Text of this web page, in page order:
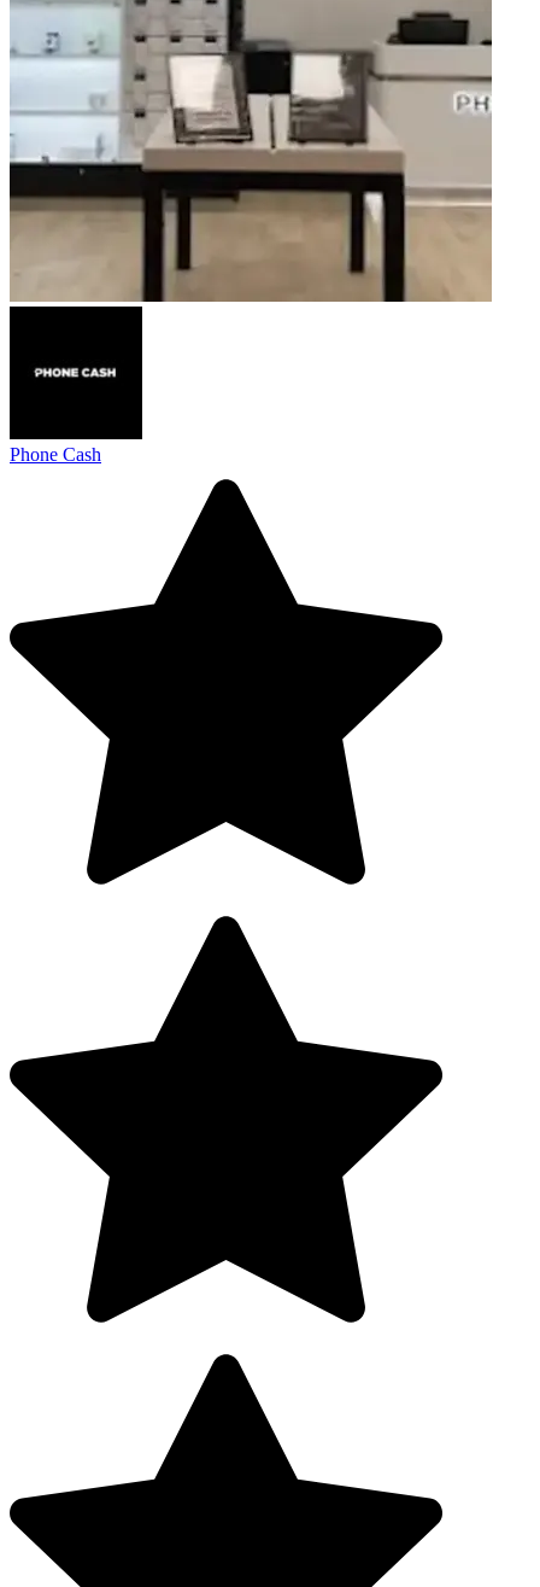
Phone Cash